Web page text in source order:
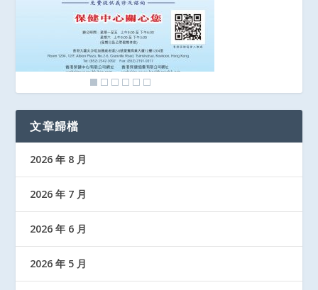
文章歸檔
2026 年 8 月
2026 年 7 月
2026 年 6 月
2026 年 5 月